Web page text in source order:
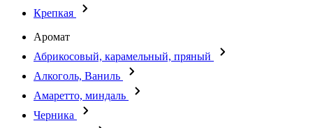
Крепкая
Аромат
Абрикосовый, карамельный, пряный
Алкоголь, Ваниль
Амаретто, миндаль
Черника